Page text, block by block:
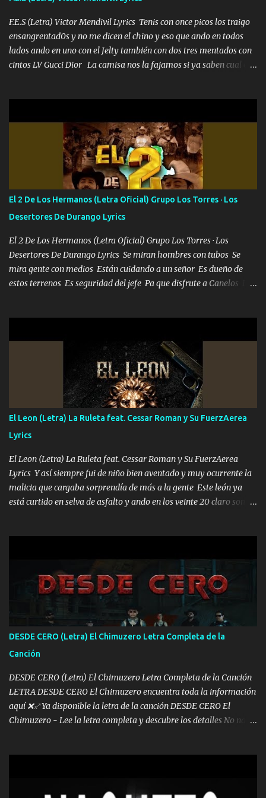
malcriado un malandrón Que Les importa no saben nada falsas
las risas las que me miran hay gente corriente no quieren ve...
F.E.S (Letra) Victor Mendivil Lyrics Tenis con once picos los traigo
ensangrentad0s y no me dicen el chino y eso que ando en todos
lados ando en uno con el Jelty también con dos tres mentados con
cintos LV Gucci Dior La camisa nos la fajamos si ya saben cual es
estándares 110 mil records de pistas no me falta mucho para
verme en las revistas Ya pasé Italia Japón Madrid Milán y también
Francia ropa de 100.000 bolas Louis vuitton es mi fragancia
repleta de presidentes la bolsa estoy en mi pic si no se han dado
cuenta chequeen gráficas del kitch
El 2 De Los Hermanos (Letra Oficial) Grupo Los Torres · Los
Desertores De Durango Lyrics
El 2 De Los Hermanos (Letra Oficial) Grupo Los Torres · Los
Desertores De Durango Lyrics Se miran hombres con tubos Se
mira gente con medios Están cuidando a un señor Es dueño de
estos terrenos Es seguridad del jefe Pa que disfrute a Canelos Es
ni tampoco las mujeres porque es platica de grandes por eso hay
que estar alegres doy las instrucciones para atender los deberes
Música Si es que salta algún problema de confianza tengo gente
ahí está el Hombre Cuarenta y también Pariente 7 arreglan
cualquier problema no más es cuestión que ordené NOS HACE
FALTA UN HERMANO DE CLAVE ERA EL 24 SIEMPRE FUE UN
HOMBRE VALIENTE POR ALGO M'URIÓ PELEAND0 SIEMPRE
VIO POR LA FAMILIA PARA QUE SIGA EL LEGADO Es el DOS de
los HERMANOS un cerebro inteligente y com...
El Leon (Letra) La Ruleta feat. Cessar Roman y Su FuerzAerea
Lyrics
El Leon (Letra) La Ruleta feat. Cessar Roman y Su FuerzAerea
Lyrics Y así siempre fui de niño bien aventado y muy ocurrente la
malicia que cargaba sorprendía de más a la gente Este león ya
está curtido en selva de asfalto y ando en los veinte 20 claro son
pa más pues hay charola les voy a dar hasta topar pues no hay de
otra Música Surcando bien mi camino voy por mi línea no veo a
los lados aquel que no corre vuela no se me duerm voy chicoteado
Ya pasé varias hazañas ya tienen rato que me agarran el colmillo
de este León los estatales no sé esperaron Al tiro esta la PrimiZa
también la nueve que cargo al lado doy la mano al que su amigo y
al traicionero damos pa abajo Y No me paran aquí hay pa más
pues hay charola les voy a dar hasta topar pues no hay de otra...
DESDE CERO (Letra) El Chimuzero Letra Completa de la
Canción
DESDE CERO (Letra) El Chimuzero Letra Completa de la Canción
LETRA DESDE CERO El Chimuzero encuentra toda la información
aquí ❌♐ Ya disponible la letra de la canción DESDE CERO El
Chimuzero - Lee la letra completa y descubre los detalles No nací
❌ www.elnorteduro.com ❌ Yo No limito los Sueños , si no existe